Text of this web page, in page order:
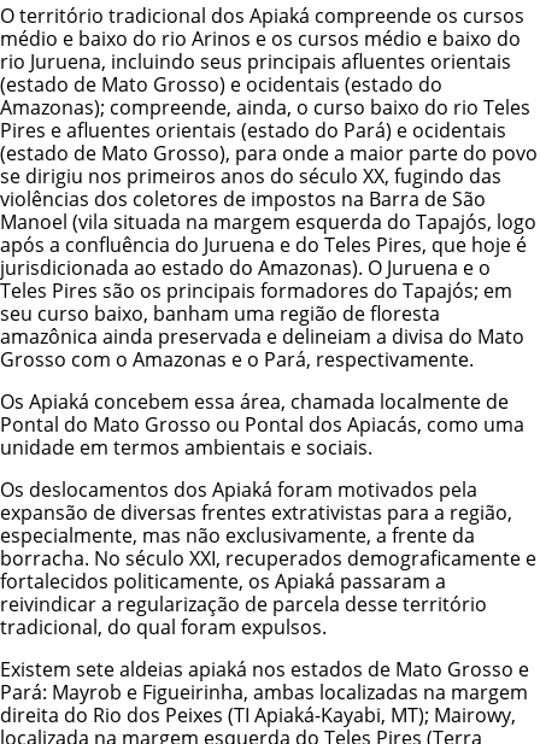
O território tradicional dos Apiaká compreende os cursos
médio e baixo do rio Arinos e os cursos médio e baixo do
rio Juruena, incluindo seus principais afluentes orientais
(estado de Mato Grosso) e ocidentais (estado do
Amazonas); compreende, ainda, o curso baixo do rio Teles
Pires e afluentes orientais (estado do Pará) e ocidentais
(estado de Mato Grosso), para onde a maior parte do povo
se dirigiu nos primeiros anos do século XX, fugindo das
violências dos coletores de impostos na Barra de São
Manoel (vila situada na margem esquerda do Tapajós, logo
após a confluência do Juruena e do Teles Pires, que hoje é
jurisdicionada ao estado do Amazonas). O Juruena e o
Teles Pires são os principais formadores do Tapajós; em
seu curso baixo, banham uma região de floresta
amazônica ainda preservada e delineiam a divisa do Mato
Grosso com o Amazonas e o Pará, respectivamente.
Os Apiaká concebem essa área, chamada localmente de
Pontal do Mato Grosso ou Pontal dos Apiacás, como uma
unidade em termos ambientais e sociais.
Os deslocamentos dos Apiaká foram motivados pela
expansão de diversas frentes extrativistas para a região,
especialmente, mas não exclusivamente, a frente da
borracha. No século XXI, recuperados demograficamente e
fortalecidos politicamente, os Apiaká passaram a
reivindicar a regularização de parcela desse território
tradicional, do qual foram expulsos.
Existem sete aldeias apiaká nos estados de Mato Grosso e
Pará: Mayrob e Figueirinha, ambas localizadas na margem
direita do Rio dos Peixes (TI Apiaká-Kayabi, MT); Mairowy,
localizada na margem esquerda do Teles Pires (Terra